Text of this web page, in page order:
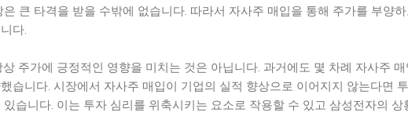
큰 타격을 받을 수밖에 없습니다. 따라서 자사주 매입을 통해 주가를 부양
다.
주가에 긍정적인 영향을 미치는 것은 아닙니다. 과거에도 몇 차례 자사주
습니다. 시장에서 자사주 매입이 기업의 실적 향상으로 이어지지 않는다면
습니다. 이는 투자 심리를 위축시키는 요소로 작용할 수 있고 삼성전자의 상